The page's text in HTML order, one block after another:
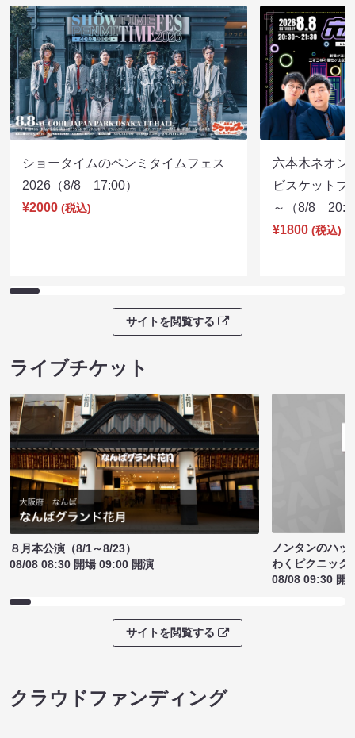
ショータイムのペンミタイムフェス
2026（8/8 17:00）
¥2000 (税込)
六本木ネオン
ビスケットブ
～（8/8
¥1800 (税込)
サイトを閲覧する
ライブチケット
８月本公演（8/1～8/23）
08/08 08:30 開場 09:00 開演
ノンタンのハッ
わくピクニック
08/08 09:30 開
サイトを閲覧する
クラウドファンディング